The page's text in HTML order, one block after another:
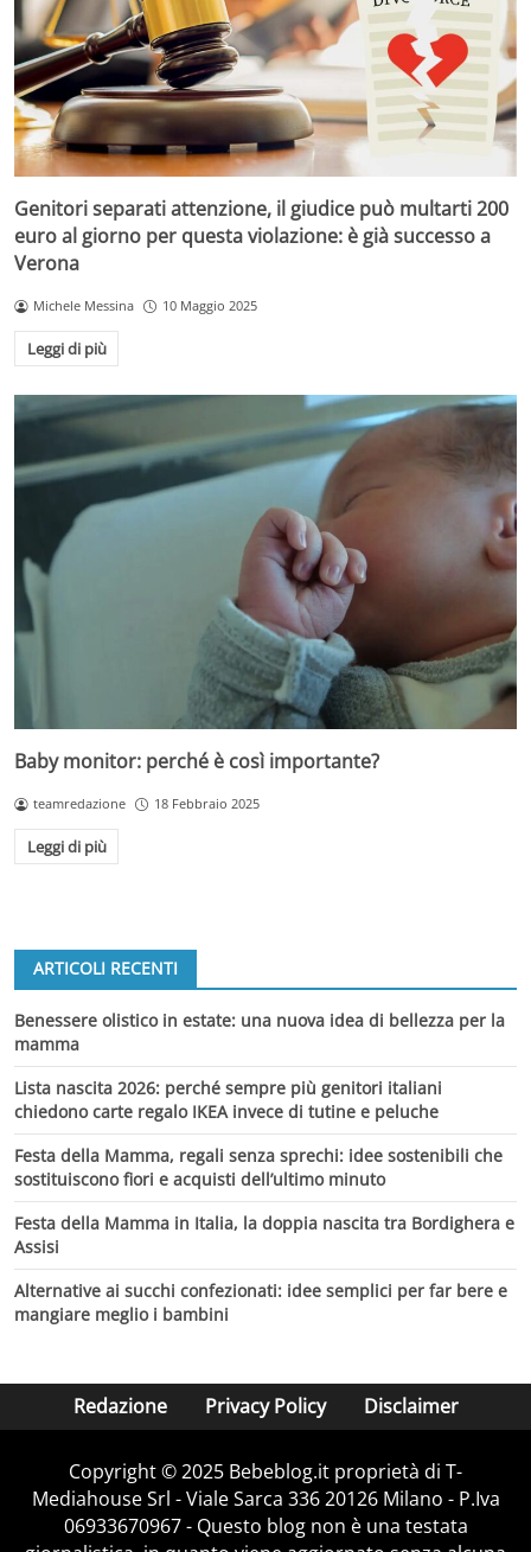
Genitori separati attenzione, il giudice può multarti 200
euro al giorno per questa violazione: è già successo a
Verona
Michele Messina 10 Maggio 2025
Leggi di più
Baby monitor: perché è così importante?
teamredazione 18 Febbraio 2025
Leggi di più
ARTICOLI RECENTI
Benessere olistico in estate: una nuova idea di bellezza per la
mamma
Lista nascita 2026: perché sempre più genitori italiani
chiedono carte regalo IKEA invece di tutine e peluche
Festa della Mamma, regali senza sprechi: idee sostenibili che
sostituiscono fiori e acquisti dell’ultimo minuto
Festa della Mamma in Italia, la doppia nascita tra Bordighera e
Assisi
Alternative ai succhi confezionati: idee semplici per far bere e
mangiare meglio i bambini
Redazione Privacy Policy Disclaimer
Copyright © 2025 Bebeblog.it proprietà di T-
Mediahouse Srl - Viale Sarca 336 20126 Milano - P.Iva
06933670967 - Questo blog non è una testata